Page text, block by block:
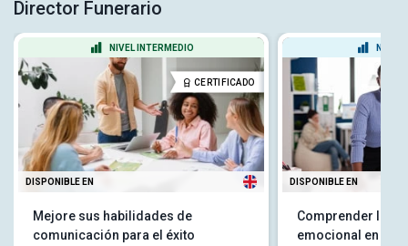
Director Funerario
NIVEL INTERMEDIO
CERTIFICADO
DISPONIBLE EN
Mejore sus habilidades de
comunicación para el éxito
NIVEL
DISPONIBLE EN
Comprender la
emocional en el